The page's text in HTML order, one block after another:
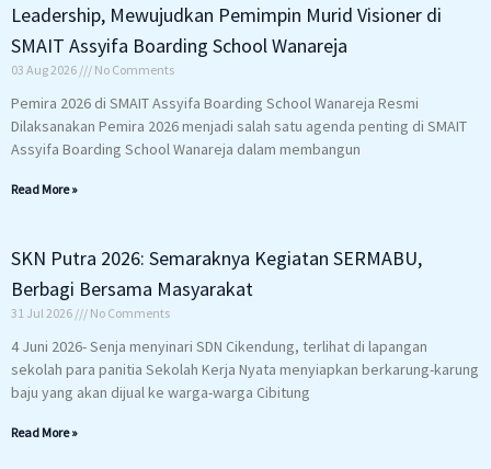
Leadership, Mewujudkan Pemimpin Murid Visioner di
SMAIT Assyifa Boarding School Wanareja
03 Aug 2026 No Comments
Pemira 2026 di SMAIT Assyifa Boarding School Wanareja Resmi
Dilaksanakan Pemira 2026 menjadi salah satu agenda penting di SMAIT
Assyifa Boarding School Wanareja dalam membangun
Read More »
SKN Putra 2026: Semaraknya Kegiatan SERMABU,
Berbagi Bersama Masyarakat
31 Jul 2026 No Comments
4 Juni 2026- Senja menyinari SDN Cikendung, terlihat di lapangan
sekolah para panitia Sekolah Kerja Nyata menyiapkan berkarung-karung
baju yang akan dijual ke warga-warga Cibitung
Read More »